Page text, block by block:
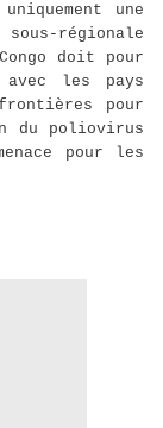
une
régionale
doit pour
les pays
pour
du poliovirus
pour les